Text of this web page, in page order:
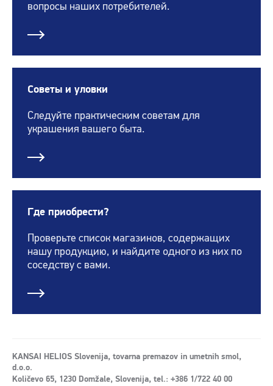
вопросы наших потребителей.
Советы и уловки
Следуйте практическим советам для
украшения вашего быта.
Где приобрести?
Проверьте список магазинов, содержащих
нашу продукцию, и найдите одного из них по
соседству с вами.
KANSAI HELIOS Slovenija, tovarna premazov in umetnih smol,
d.o.o.
Količevo 65, 1230 Domžale, Slovenija, tel.: +386 1/722 40 00